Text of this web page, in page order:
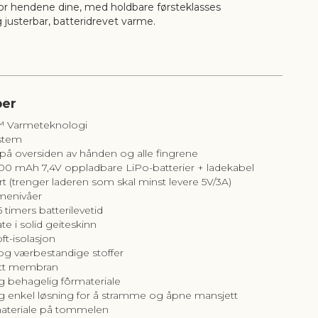
hendene dine, med holdbare førsteklasses
justerbar, batteridrevet varme.
varme og holdbarhet, men samtidig som
og fingrene for å gi holdbarhet og fleksibilitet.
med et sterkt, men lett ripstop-stoff for
oversiden av hånden. Legg batteriet i mansjetten
dagene for å gi deg tre nivåer med ekstra varme
eller to. Og med den vanntette og pustende
de også beskytte deg mot våte hender når været
lag. Enten du sykler til jobb om vinteren eller står på
Bilzzard holde hendene dine komfortable i kaldt
Varmeteknologi
oversiden av hånden og alle fingrene
mAh 7,4V oppladbare LiPo-batterier + ladekabel
(trenger laderen som skal minst levere 5V/3A)
timers batterilevetid
i solid geiteskinn
isolasjon
værbestandige stoffer
membran
behagelig fôrmateriale
enkel løsning for å stramme og åpne mansjett
på tommelen